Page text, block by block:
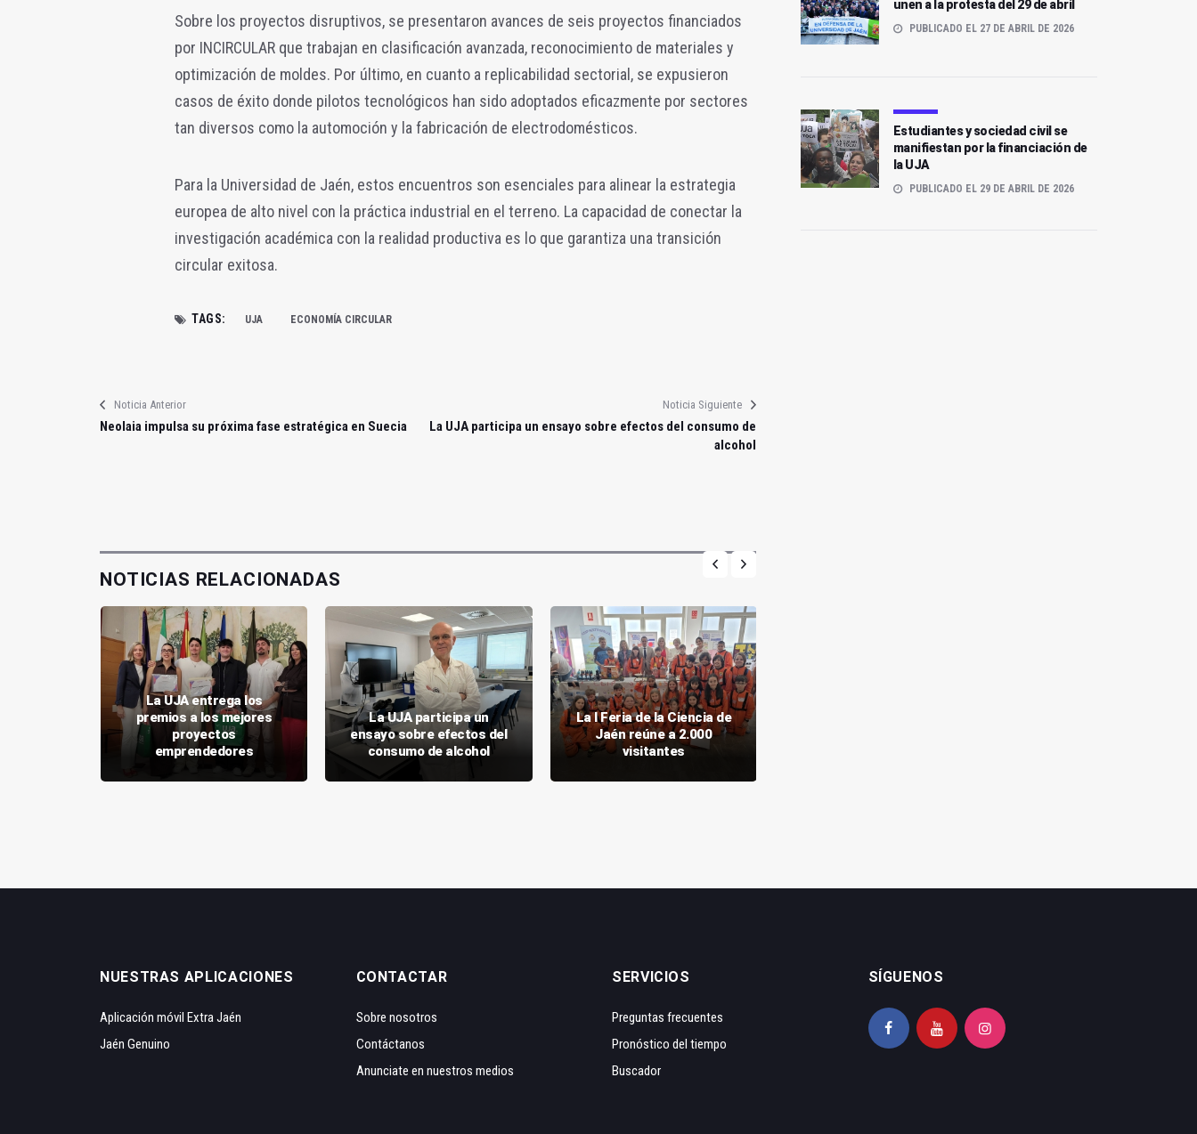
Sobre los proyectos disruptivos, se presentaron avances de seis proyectos financiados
por INCIRCULAR que trabajan en clasificación avanzada, reconocimiento de materiales y
optimización de moldes. Por último, en cuanto a replicabilidad sectorial, se expusieron
casos de éxito donde pilotos tecnológicos han sido adoptados eficazmente por sectores
tan diversos como la automoción y la fabricación de electrodomésticos.
Para la Universidad de Jaén, estos encuentros son esenciales para alinear la estrategia
europea de alto nivel con la práctica industrial en el terreno. La capacidad de conectar la
investigación académica con la realidad productiva es lo que garantiza una transición
circular exitosa.
TAGS: UJA ECONOMÍA CIRCULAR
Noticia Anterior
Neolaia impulsa su próxima fase estratégica en Suecia
Noticia Siguiente
La UJA participa un ensayo sobre efectos del consumo de
alcohol
NOTICIAS RELACIONADAS
La UJA entrega los
premios a los mejores
proyectos
emprendedores
La UJA participa un
ensayo sobre efectos del
consumo de alcohol
La I Feria de la Ciencia de
Jaén reúne a 2.000
visitantes
unen a la protesta del 29 de abril
PUBLICADO EL 27 DE ABRIL DE 2026
Estudiantes y sociedad civil se
manifiestan por la financiación de
la UJA
PUBLICADO EL 29 DE ABRIL DE 2026
NUESTRAS APLICACIONES
Aplicación móvil Extra Jaén
Jaén Genuino
CONTACTAR
Sobre nosotros
Contáctanos
Anunciate en nuestros medios
SERVICIOS
Preguntas frecuentes
Pronóstico del tiempo
Buscador
SÍGUENOS